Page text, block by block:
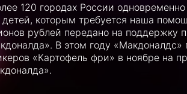
120 городах России
которым требуется наша
рублей передано на поддержку
В этом году «Макдоналдс»
«Картофель фри» в ноябре на